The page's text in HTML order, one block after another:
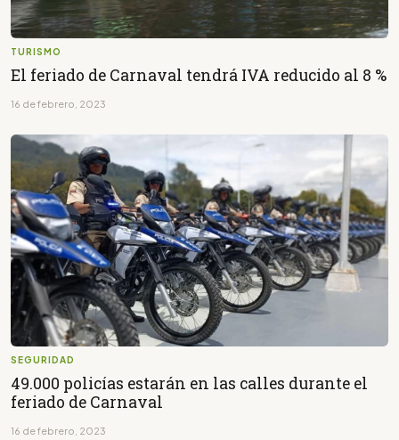
TURISMO
El feriado de Carnaval tendrá IVA reducido al 8 %
16 de febrero, 2023
SEGURIDAD
49.000 policías estarán en las calles durante el
feriado de Carnaval
16 de febrero, 2023